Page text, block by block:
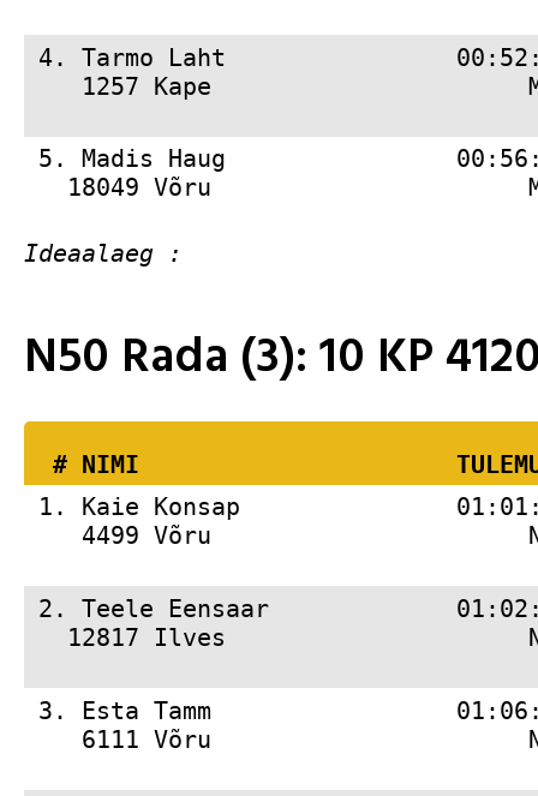
4. Tarmo Laht
1257 Kape
5. Madis Haug
18049 Võru
N50 Rada (3): 10 KP
  #
NIMI
1. Kaie Konsap
4499 Võru
2. Teele Eensaar
12817 Ilves
3. Esta Tamm
6111 Võru